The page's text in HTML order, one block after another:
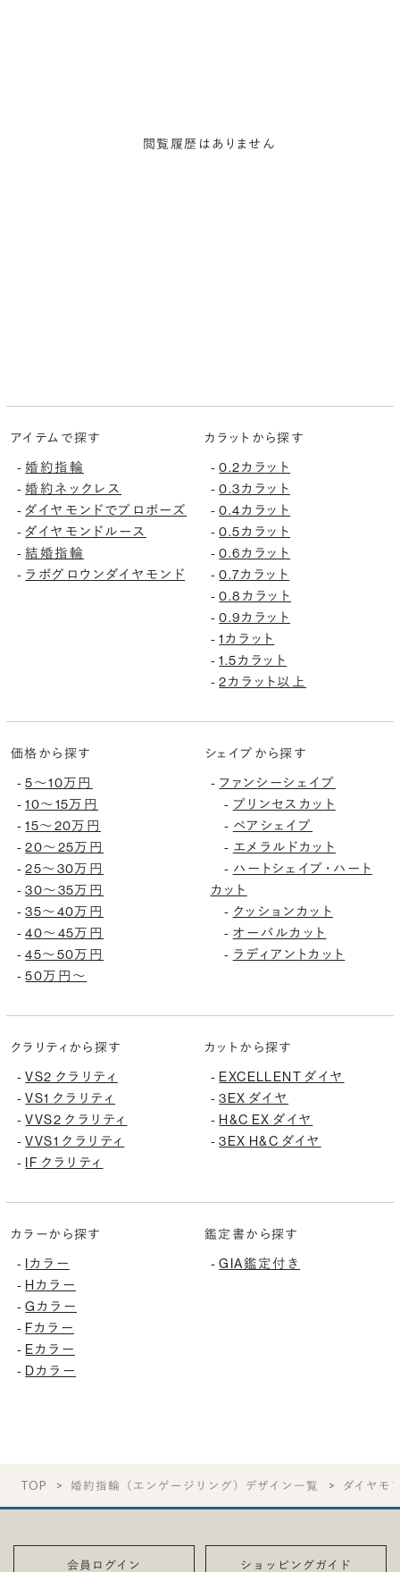
閲覧履歴はありません
アイテムで探す
-婚約指輪
-婚約ネックレス
-ダイヤモンドでプロポーズ
-ダイヤモンドルース
-結婚指輪
- ラボグロウンダイヤモンド
カラットから探す
-0.2カラット
-0.3カラット
-0.4カラット
-0.5カラット
-0.6カラット
-0.7カラット
-0.8カラット
-0.9カラット
-1カラット
-1.5カラット
-2カラット以上
価格から探す
-5〜10万円
-10〜15万円
-15〜20万円
-20〜25万円
-25〜30万円
-30〜35万円
-35〜40万円
-40〜45万円
-45〜50万円
-50万円〜
シェイプから探す
- ファンシーシェイプ
- プリンセスカット
- ペアシェイプ
- エメラルドカット
- ハートシェイプ・ハート
カット
- クッションカット
- オーバルカット
- ラディアントカット
クラリティから探す
-VS2 クラリティ
-VS1 クラリティ
-VVS2 クラリティ
-VVS1 クラリティ
- IF クラリティ
カットから探す
- EXCELLENT ダイヤ
-3EX ダイヤ
- H&C EX ダイヤ
-3EX H&C ダイヤ
カラーから探す
- Iカラー
- Hカラー
-Gカラー
- Fカラー
- Eカラー
- Dカラー
鑑定書から探す
-GIA鑑定付き
TOP 婚約指輪（エンゲージリング）デザイン一覧 ダイヤモ
会員ログイン ショッピングガイド